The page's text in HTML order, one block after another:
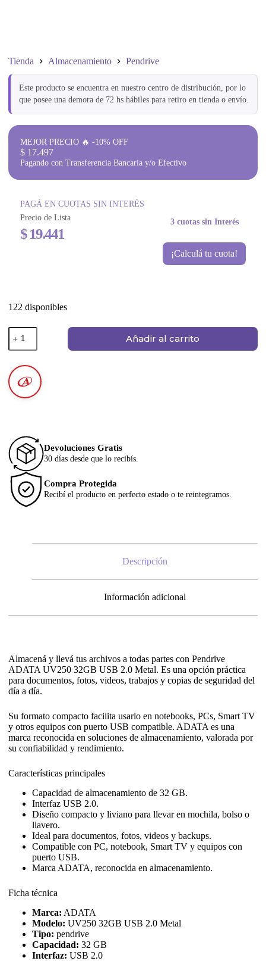
Tienda Almacenamiento Pendrive
Este producto se encuentra en nuestro centro de distribución, por lo
que posee una demora de 72 hs hábiles para retiro en tienda o envío.
MEJOR PRECIO 🔥 -10% OFF
$ 17.497
Pagando con Transferencia Bancaria y/o Efectivo
PAGÁ EN CUOTAS SIN INTERÉS
Precio de Lista
$19.441
3 cuotas sin Interés
¡Calculá tu cuota!
122 disponibles
Añadir al carrito
Devoluciones Gratis
30 días desde que lo recibís.
Compra Protegida
Recibí el producto en perfecto estado o te reintegramos.
Descripción
Información adicional
Almacená y llevá tus archivos a todas partes con Pendrive
ADATA UV250 32GB USB 2.0 Metal. Es una opción práctica
para documentos, fotos, videos, trabajos y copias de seguridad del
día a día.
Su formato compacto facilita usarlo en notebooks, PCs, Smart TV
y otros equipos con puerto USB compatible. ADATA es una
marca reconocida en soluciones de almacenamiento, valorada por
su confiabilidad y rendimiento.
Características principales
Capacidad de almacenamiento de 32 GB.
Interfaz USB 2.0.
Diseño compacto y liviano para llevar en mochila, bolso o
llavero.
Ideal para documentos, fotos, videos y backups.
Compatible con PC, notebook, Smart TV y equipos con
puerto USB.
Marca ADATA, reconocida en almacenamiento.
Ficha técnica
Marca: ADATA
Modelo: UV250 32GB USB 2.0 Metal
Tipo: pendrive
Capacidad: 32 GB
Interfaz: USB 2.0